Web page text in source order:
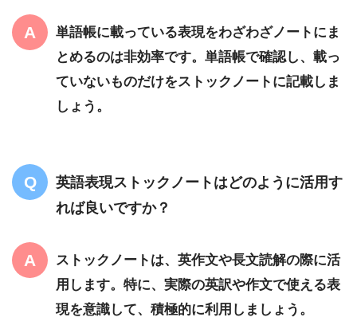
単語帳に載っている表現をわざわざノートにま
とめるのは非効率です。単語帳で確認し、載っ
ていないものだけをストックノートに記載しま
しょう。
英語表現ストックノートはどのように活用す
れば良いですか？
ストックノートは、英作文や長文読解の際に活
用します。特に、実際の英訳や作文で使える表
現を意識して、積極的に利用しましょう。